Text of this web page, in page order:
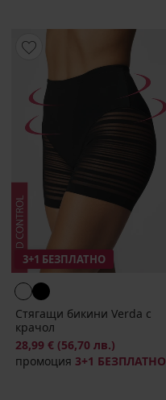
3+1 БЕЗПЛАТНО
Стягащи бикини Verda с
крачол
28,99 € (56,70 лв.)
промоция 3+1 БЕЗПЛАТНО